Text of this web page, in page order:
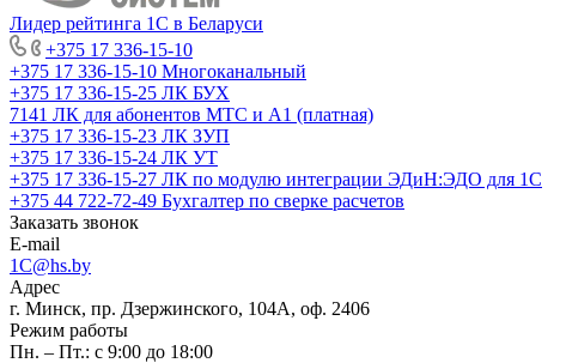
Лидер рейтинга 1С в Беларуси
+375 17 336-15-10
+375 17 336-15-10 Многоканальный
+375 17 336-15-25 ЛК БУХ
7141 ЛК для абонентов МТС и А1 (платная)
+375 17 336-15-23 ЛК ЗУП
+375 17 336-15-24 ЛК УТ
+375 17 336-15-27 ЛК по модулю интеграции ЭДиН:ЭДО для 1С
+375 44 722-72-49 Бухгалтер по сверке расчетов
Заказать звонок
E-mail
1C@hs.by
Адрес
г. Минск, пр. Дзержинского, 104А, оф. 2406
Режим работы
Пн. – Пт.: с 9:00 до 18:00